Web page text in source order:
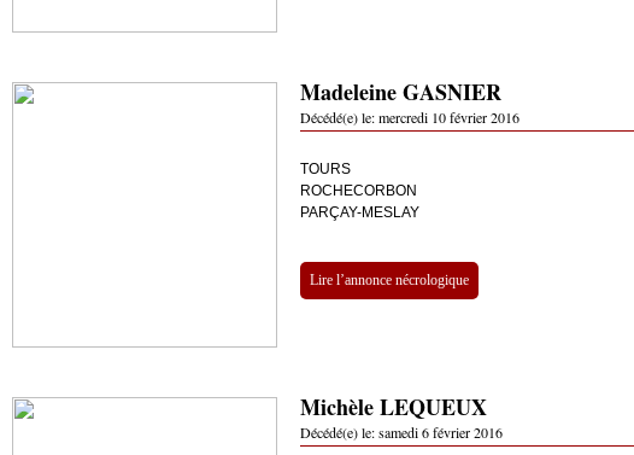
Madeleine GASNIER
Décédé(e) le:mercredi 10 février 2016
TOURS
ROCHECORBON
PARÇAY-MESLAY
Lire l’annonce nécrologique
Michèle LEQUEUX
Décédé(e) le:samedi 6 février 2016